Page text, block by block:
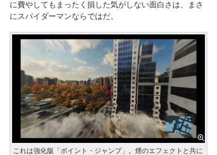
に費やしてもまったく損した気がしない面白さは、まさ
にスパイダーマンならではだ。
これは強化版「ポイント・ジャンプ」。煙のエフェクトと共に